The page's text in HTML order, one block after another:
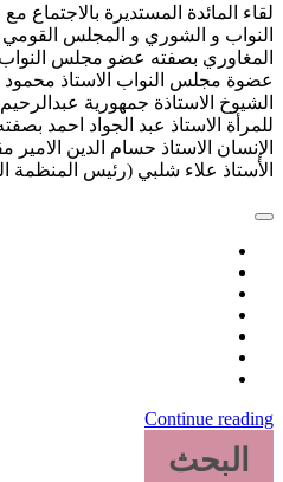
لقاء المائدة المستديرة
النواب و الشوري و المجلس
المغاوري بصفته عضو مجلس النواب
عضوة مجلس النواب الاستاذ
الشيوخ الاستاذة جمهورية
للمرأة الاستاذ عبد الجواد احمد
الإنسان الاستاذ حسام الدين الامير
الأستاذ علاء شلبي (رئيس المنظمة
Continue reading
البحث